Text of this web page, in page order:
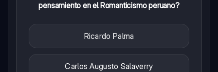
pensamiento en el Romanticismo peruano?
Ricardo Palma
Carlos Augusto Salaverry